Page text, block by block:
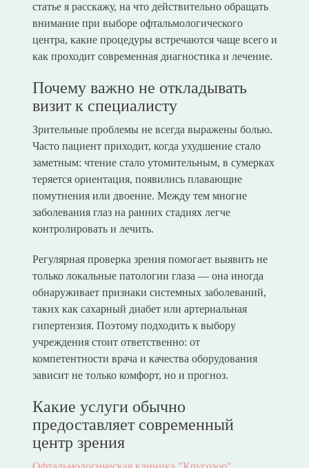
статье я расскажу, на что действительно обращать
внимание при выборе офтальмологического
центра, какие процедуры встречаются чаще всего и
как проходит современная диагностика и лечение.
Почему важно не откладывать
визит к специалисту
Зрительные проблемы не всегда выражены болью.
Часто пациент приходит, когда ухудшение стало
заметным: чтение стало утомительным, в сумерках
теряется ориентация, появились плавающие
помутнения или двоение. Между тем многие
заболевания глаз на ранних стадиях легче
контролировать и лечить.
Регулярная проверка зрения помогает выявить не
только локальные патологии глаза — она иногда
обнаруживает признаки системных заболеваний,
таких как сахарный диабет или артериальная
гипертензия. Поэтому подходить к выбору
учреждения стоит ответственно: от
компетентности врача и качества оборудования
зависит не только комфорт, но и прогноз.
Какие услуги обычно
предоставляет современный
центр зрения